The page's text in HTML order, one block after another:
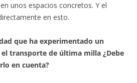
unos espacios concretos. Y el
en esto.
que ha experimentado un
transporte de última milla ¿Debe
en cuenta?